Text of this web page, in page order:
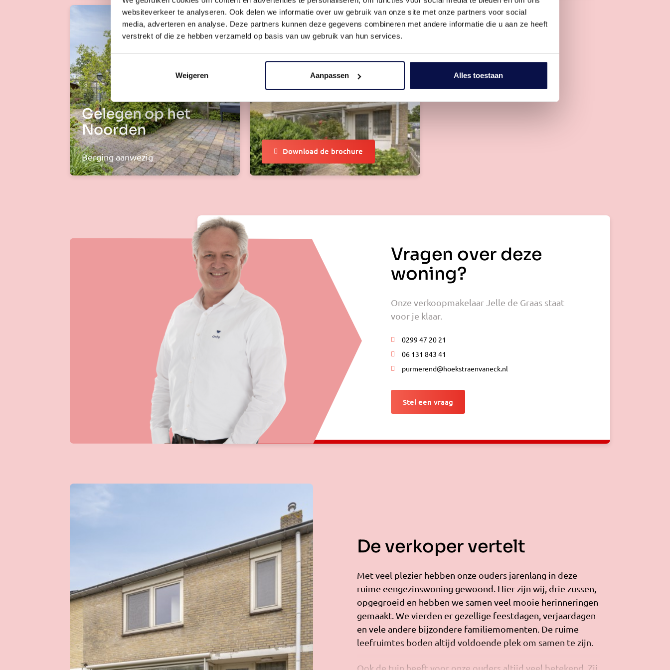
websiteverkeer te analyseren. Ook delen we informatie over uw gebruik van onze site met onze partners voor social
media, adverteren en analyse. Deze partners kunnen deze gegevens combineren met andere informatie die u aan ze heeft
verstrekt of die ze hebben verzameld op basis van uw gebruik van hun services.
Weigeren Aanpassen Alles toestaan
Gelegen op het
Noorden
Berging aanwezig
Download de brochure
Vragen over deze
woning?
Onze verkoopmakelaar Jelle de Graas staat
voor je klaar.
0299 47 20 21
06 131 843 41
purmerend@hoekstraenvaneck.nl
Stel een vraag
De verkoper vertelt
Met veel plezier hebben onze ouders jarenlang in deze
ruime eengezinswoning gewoond. Hier zijn wij, drie zussen,
opgegroeid en hebben we samen veel mooie herinneringen
gemaakt. We vierden er gezellige feestdagen, verjaardagen
en vele andere bijzondere familiemomenten. De ruime
leefruimtes boden altijd voldoende plek om samen te zijn.
Ook de tuin heeft voor onze ouders altijd veel betekend. Zij